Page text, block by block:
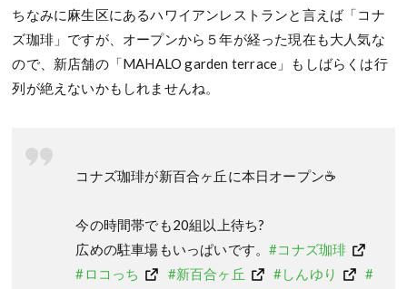
ちなみに麻生区にあるハワイアンレストランと言えば「コナ
ズ珈琲」ですが、オープンから５年が経った現在も大人気な
ので、新店舗の「MAHALO garden terrace」もしばらくは行
列が絶えないかもしれませんね。
コナズ珈琲が新百合ヶ丘に本日オープン☕️
今の時間帯でも20組以上待ち?
広めの駐車場もいっぱいです。#コナズ珈琲
#ロコっち
#新百合ヶ丘 #しんゆり
#